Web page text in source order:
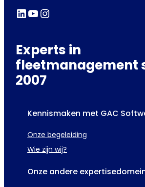
LinkedIn YouTube Instagram
Experts in
fleetmanagement
2007
Kennismaken met GAC
Onze begeleiding
Wie zijn wij?
Onze andere